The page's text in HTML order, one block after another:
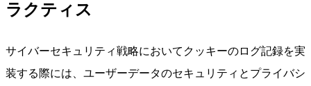
ラクティス
サイバーセキュリティ戦略においてクッキーのログ記録を実
装する際には、ユーザーデータのセキュリティとプライバシ